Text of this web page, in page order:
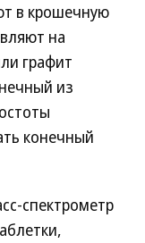
в крошечную
на
графит
из
конечный
спектрометр